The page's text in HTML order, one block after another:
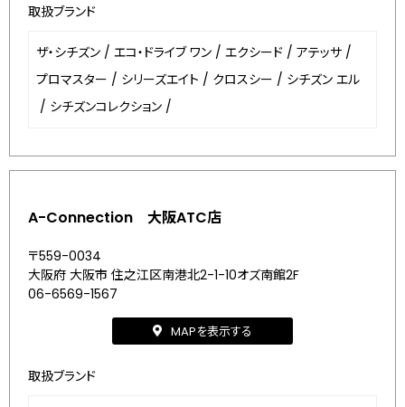
取扱ブランド
ザ・シチズン / エコ・ドライブ ワン / エクシード / アテッサ /
プロマスター / シリーズエイト / クロスシー / シチズン エル
/ シチズンコレクション /
A-Connection 大阪ATC店
〒559-0034
大阪府 大阪市 住之江区南港北2-1-10オズ南館2F
06-6569-1567
MAPを表示する
取扱ブランド